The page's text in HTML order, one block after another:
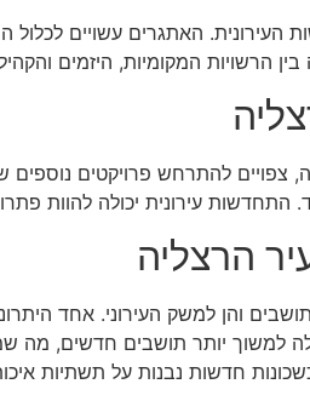
האתגרים עשויים לכלול
הרשויות המקומיות, היזמים
להתרחש פרויקטים נוספים
עירונית יכולה להוות
הרצליה
והן למשק העירוני. אחד
למשוך יותר תושבים חדשים,
חדשות נבנות על תשתיות